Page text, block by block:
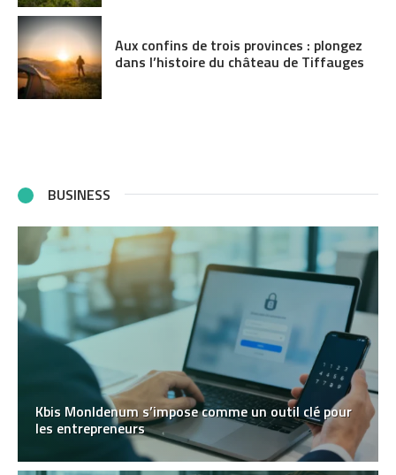
Aux confins de trois provinces : plongez
dans l’histoire du château de Tiffauges
BUSINESS
Kbis MonIdenum s’impose comme un outil clé pour
les entrepreneurs